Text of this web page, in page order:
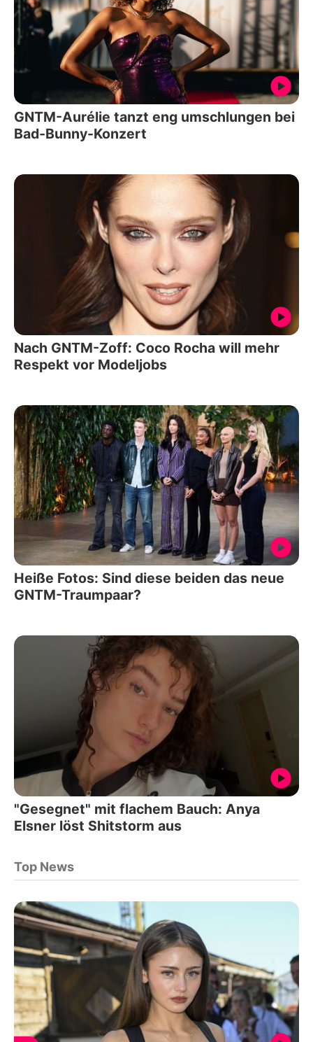
GNTM-Aurélie tanzt eng umschlungen bei
Bad-Bunny-Konzert
Nach GNTM-Zoff: Coco Rocha will mehr
Respekt vor Modeljobs
Heiße Fotos: Sind diese beiden das neue
GNTM-Traumpaar?
"Gesegnet" mit flachem Bauch: Anya
Elsner löst Shitstorm aus
Top News